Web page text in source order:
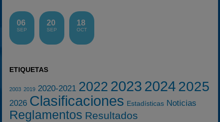
06
SEP
20
SEP
18
OCT
ETIQUETAS
2003 2019 2020-2021 2022 2023 20242025
2026 Clasificaciones Estadísticas Noticias
Reglamentos Resultados